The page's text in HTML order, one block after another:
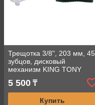
Трещотка 3/8", 203 мм, 45
зубцов, дисковый
механизм KING TONY
3725-08G
5 500 ₸
Купить